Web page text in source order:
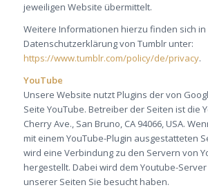
jeweiligen Website übermittelt.
Weitere Informationen hierzu finden sich in
Datenschutzerklärung von Tumblr unter:
https://www.tumblr.com/policy/de/privacy.
YouTube
Unsere Website nutzt Plugins der von
Seite YouTube. Betreiber der Seiten ist die
Cherry Ave., San Bruno, CA 94066, USA.
mit einem YouTube-Plugin ausgestatteten
wird eine Verbindung zu den Servern von
hergestellt. Dabei wird dem Youtube-
unserer Seiten Sie besucht haben.